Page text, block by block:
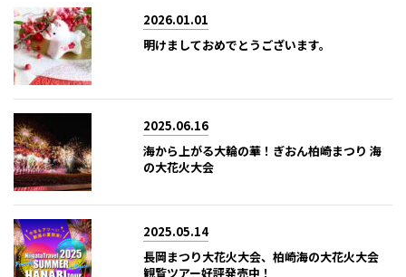
2026.01.01
明けましておめでとうございます。
2025.06.16
海から上がる大輪の華！ぎおん柏崎まつり 海
の大花火大会
2025.05.14
長岡まつり大花火大会、柏崎海の大花火大会
観覧ツアー好評発売中！